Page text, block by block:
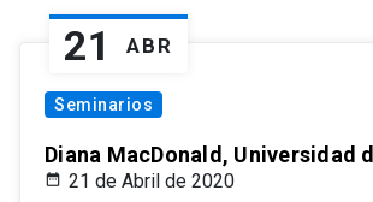
21 ABR
Seminarios
Diana MacDonald, Universidad
21 de Abril de 2020